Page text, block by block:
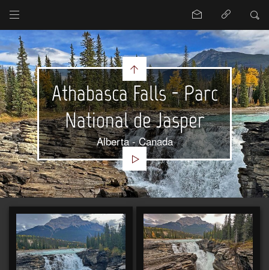
Athabasca Falls - Parc
National de Jasper
Alberta - Canada